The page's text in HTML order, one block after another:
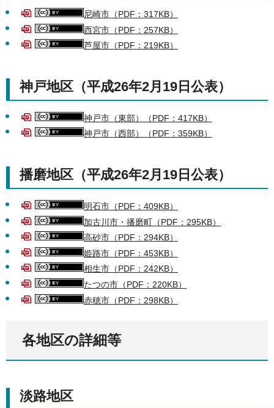
尼崎市（PDF：317KB）
西宮市（PDF：257KB）
芦屋市（PDF：219KB）
神戸地区（平成26年2月19日公表）
神戸市（東部）（PDF：417KB）
神戸市（西部）（PDF：359KB）
播磨地区（平成26年2月19日公表）
明石市（PDF：409KB）
加古川市・播磨町（PDF：295KB）
高砂市（PDF：294KB）
姫路市（PDF：453KB）
相生市（PDF：242KB）
たつの市（PDF：220KB）
赤穂市（PDF：298KB）
各地区の詳細等
淡路地区